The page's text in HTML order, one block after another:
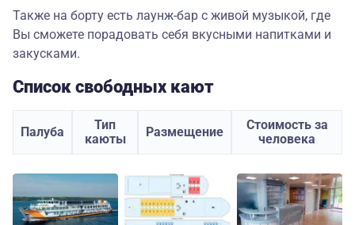
Также на борту есть лаунж-бар с живой музыкой, где
Вы сможете порадовать себя вкусными напитками и
закусками.
Список свободных кают
Палуба
Тип
каюты
Размещение
Стоимость за
человека